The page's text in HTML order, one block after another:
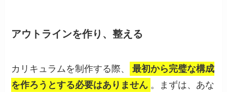
アウトラインを作り、整える
カリキュラムを制作する際、
最初から完璧な構成
を作ろうとする必要はありません 。まずは、あな